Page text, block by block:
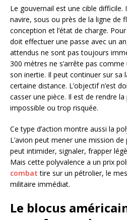
Le gouvernail est une cible difficile.
navire, sous ou près de la ligne de
conception et l’état de charge.
doit effectuer une passe avec un
attendus ne sont pas toujours
300 mètres ne s’arrête pas
son inertie. Il peut continuer sur sa
certaine distance. L’objectif n’est
casser une pièce. Il est de rendre
impossible ou trop risquée.
Ce type d’action montre aussi la
L’avion peut mener une mission
peut intimider, signaler, frapper
Mais cette polyvalence a un prix
combat tire sur un pétrolier, le
militaire immédiat.
Le blocus